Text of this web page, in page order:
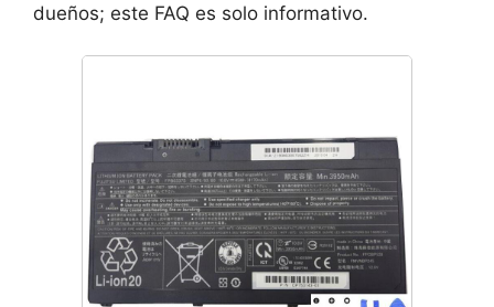
dueños; este FAQ es solo informativo.